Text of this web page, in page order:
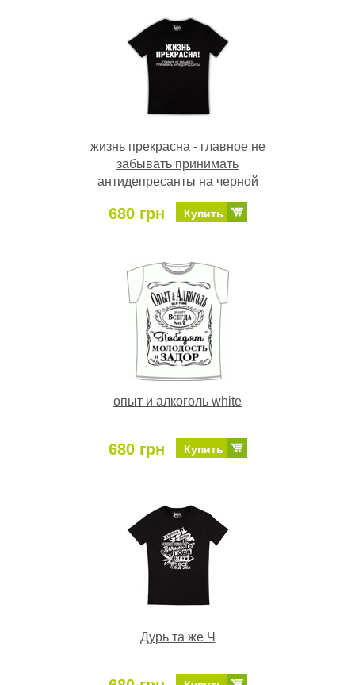
жизнь прекрасна - главное не
забывать принимать
антидепресанты на черной
680 грн Купить
опыт и алкоголь white
680 грн Купить
Дурь та же Ч